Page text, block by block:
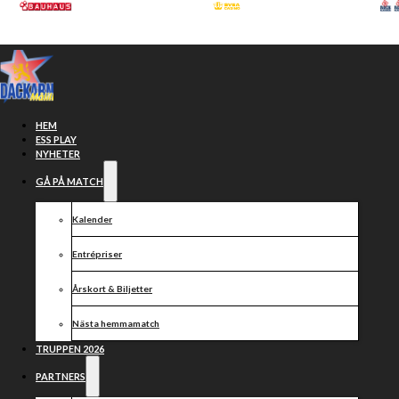
Hoppa till huvudinnehåll
HEM
ESS PLAY
NYHETER
GÅ PÅ MATCH
Kalender
Entrépriser
Årskort & Biljetter
Nästa hemmamatch
TRUPPEN 2026
PARTNERS
Dackedraget